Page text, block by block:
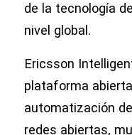
de la tecnología
nivel global.
Ericsson
plataforma
automatización
redes abiertas,